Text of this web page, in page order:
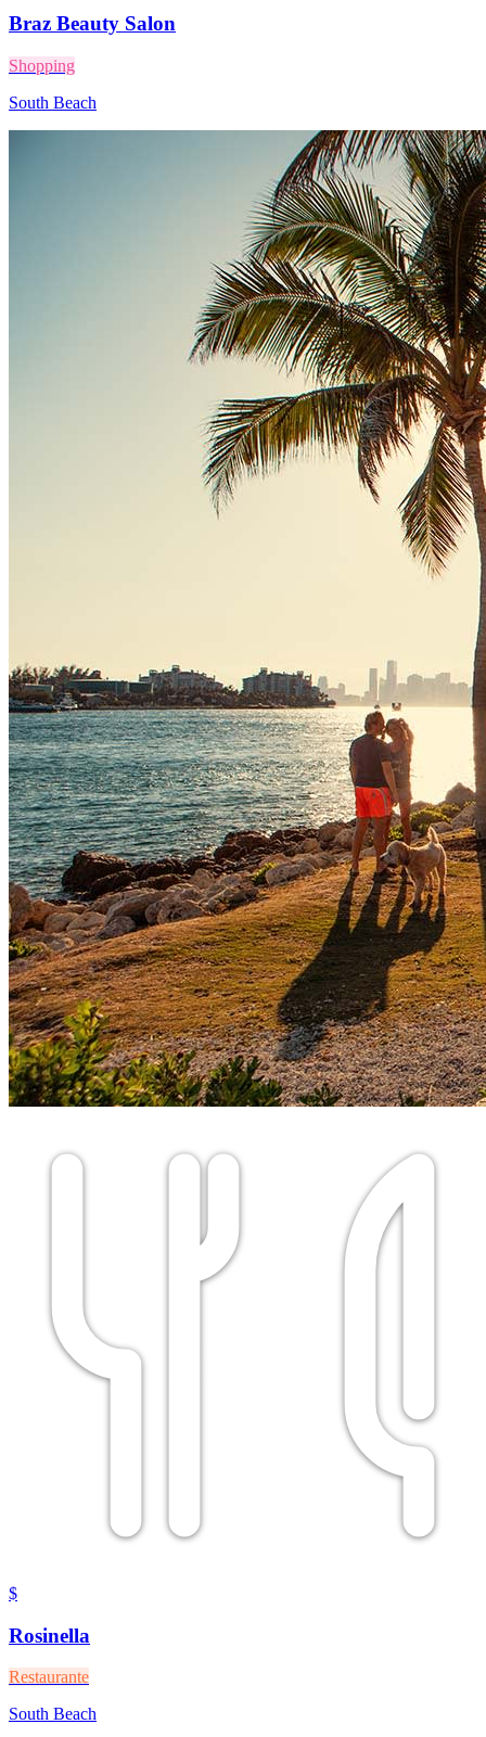
Braz Beauty Salon
Shopping
South Beach
$
Rosinella
Restaurante
South Beach